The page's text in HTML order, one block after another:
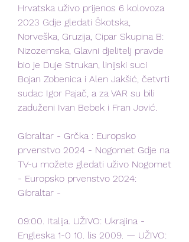
Hrvatska uživo prijenos 6 kolovoza
2023 Gdje gledati Škotska,
Norveška, Gruzija, Cipar Skupina B:
Nizozemska, Glavni djelitelj pravde
bio je Duje Strukan, linijski suci
Bojan Zobenica i Alen Jakšić, četvrti
sudac Igor Pajač, a za VAR su bili
zaduženi Ivan Bebek i Fran Jović.
Gibraltar - Grčka : Europsko
prvenstvo 2024 - Nogomet Gdje na
TV-u možete gledati uživo Nogomet
- Europsko prvenstvo 2024:
Gibraltar -
09:00. Italija. UŽIVO: Ukrajina -
Engleska 1-0 10. lis 2009. — UŽIVO: